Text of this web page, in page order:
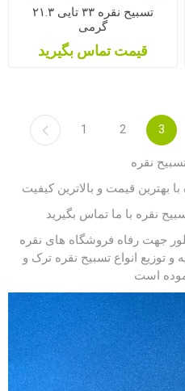
تسبیح نقره ۳۳ تایی ۲۱.۳
گرمی
قیمت تماس بگیرید
1 2 3
بهترین قیمت و بالاترین کیفیت
نقره با ما تماس بگیرید
جهت رفاه فروشگاه های نقره
و توزیع انواع تسبیح نقره ترک و